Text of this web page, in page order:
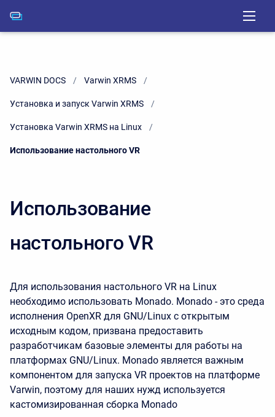
VARWIN DOCS Varwin XRMS
Установка и запуск Varwin XRMS
Установка Varwin XRMS на Linux
Current:
Использование настольного VR
Использование
настольного VR
Для использования настольного VR на Linux
необходимо использовать Monado. Monado - это среда
исполнения OpenXR для GNU/Linux с открытым
исходным кодом, призвана предоставить
разработчикам базовые элементы для работы на
платформах GNU/Linux. Monado является важным
компонентом для запуска VR проектов на платформе
Varwin, поэтому для наших нужд используется
кастомизированная сборка Monado